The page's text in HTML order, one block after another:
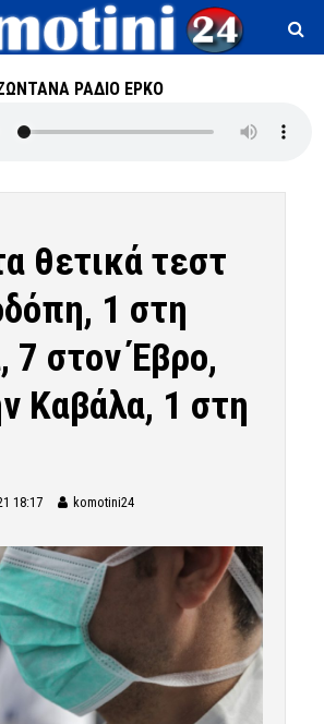
ΡΑΔΙΟ ΕΡΚΟ
θετικά τεστ
1 στη
7 στον Έβρο,
Καβάλα, 1 στη
18:17 komotini24